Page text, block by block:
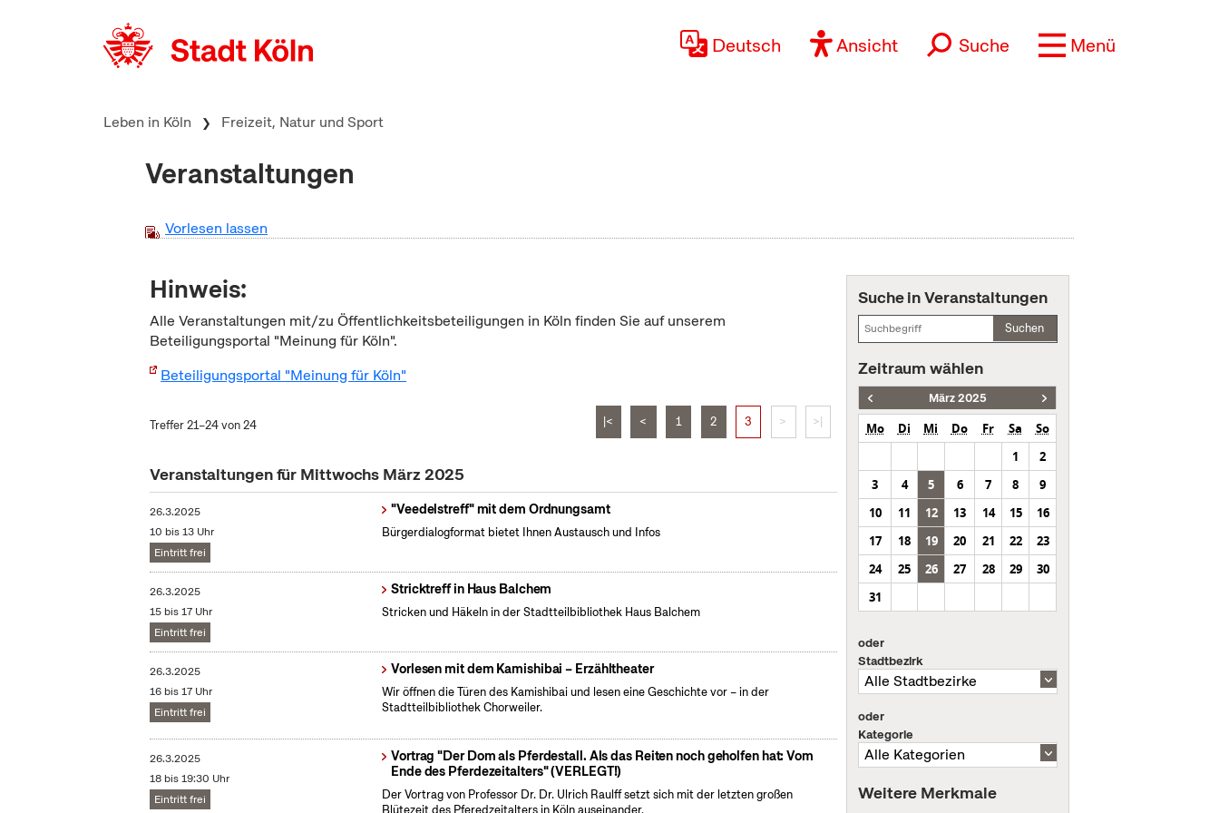
Deutsch Ansicht Suche Menü
Leben in Köln Freizeit, Natur und Sport
Veranstaltungen
Vorlesen lassen
Hinweis:
Alle Veranstaltungen mit/zu Öffentlichkeitsbeteiligungen in Köln finden Sie auf unserem
Beteiligungsportal "Meinung für Köln".
Beteiligungsportal "Meinung für Köln"
Treffer 21–24 von 24 |< < 1 2 3 > >|
Veranstaltungen für Mittwochs März 2025
26.3.2025
10 bis 13 Uhr
Eintritt frei
"Veedelstreff" mit dem Ordnungsamt
Bürgerdialogformat bietet Ihnen Austausch und Infos
26.3.2025
15 bis 17 Uhr
Eintritt frei
Stricktreff in Haus Balchem
Stricken und Häkeln in der Stadtteilbibliothek Haus Balchem
26.3.2025
16 bis 17 Uhr
Eintritt frei
Vorlesen mit dem Kamishibai – Erzähltheater
Wir öffnen die Türen des Kamishibai und lesen eine Geschichte vor – in der
Stadtteilbibliothek Chorweiler.
26.3.2025
18 bis 19:30 Uhr
Eintritt frei
Vortrag "Der Dom als Pferdestall. Als das Reiten noch geholfen hat: Vom
Ende des Pferdezeitalters" (VERLEGT!)
Der Vortrag von Professor Dr. Dr. Ulrich Raulff setzt sich mit der letzten großen
Suche in Veranstaltungen
Suchen
Zeitraum wählen
März 2025
Mo Di Mi Do Fr Sa
So
1
2
3
4 5 6 7 8
9
10
11 12 13 14 15
16
17
18 19 20 21 22
23
24
25 26 27 28 29
30
31
oder
Stadtbezirk
oder
Kategorie
Weitere Merkmale